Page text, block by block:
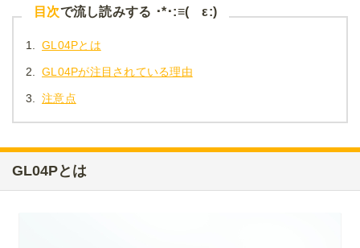
目次で流し読みする ･*･:≡( ε:)
1. GL04Pとは
2. GL04Pが注目されている理由
3. 注意点
GL04Pとは